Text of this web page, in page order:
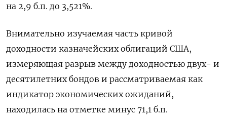
на 2,9 б.п. до 3,521%.
Внимательно изучаемая часть кривой
доходности казначейских облигаций США,
измеряющая разрыв между доходностью двух- и
десятилетних бондов и рассматриваемая как
индикатор экономических ожиданий,
находилась на отметке минус 71,1 б.п.